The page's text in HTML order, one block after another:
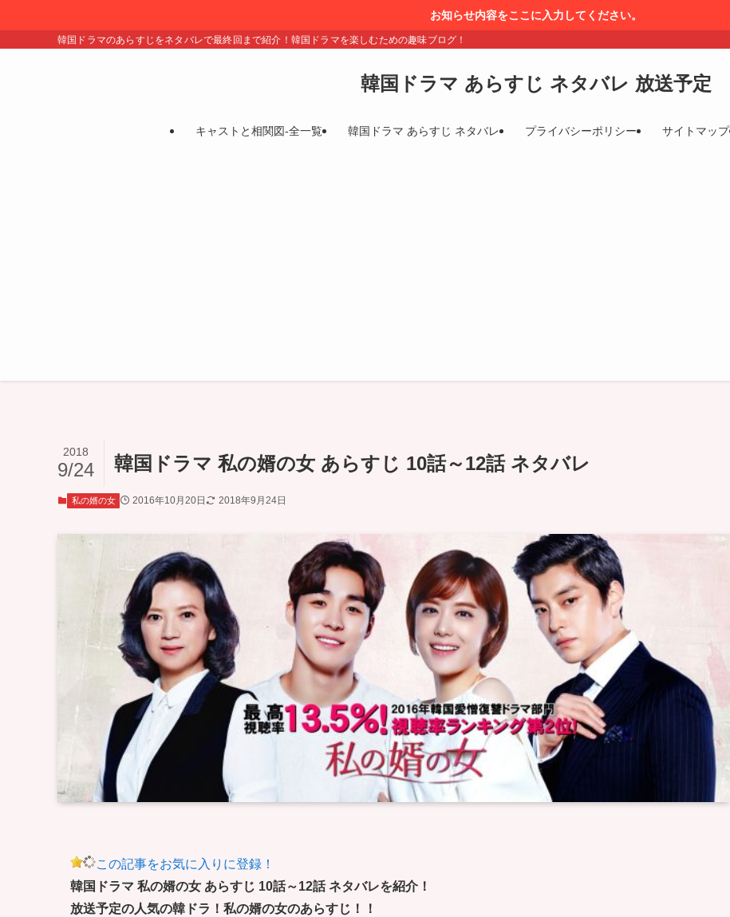
お知らせ内容をここに入力してください。
韓国ドラマのあらすじをネタバレで最終回まで紹介！韓国ドラマを楽しむための趣味ブログ！
韓国ドラマ あらすじ ネタバレ 放送予定
キャストと相関図-全一覧 韓国ドラマ あらすじ ネタバレ プライバシーポリシー サイトマップ
韓国ドラマ 私の婿の女 あらすじ 10話～12話 ネタバレ
2018
9/24
私の婿の女 2016年10月20日 2018年9月24日
この記事をお気に入りに登録！
韓国ドラマ 私の婿の女 あらすじ 10話～12話 ネタバレを紹介！
放送予定の人気の韓ドラ！私の婿の女のあらすじ！！